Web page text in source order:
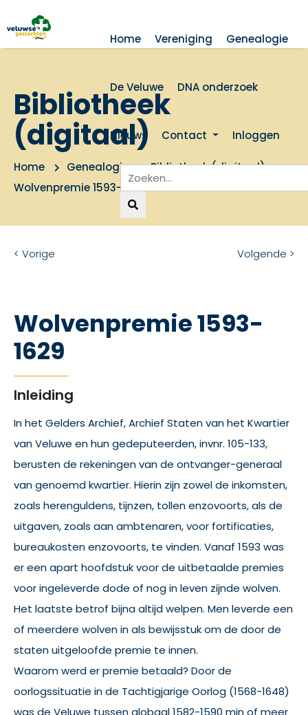
Home Vereniging Genealogie
De Veluwe DNA onderzoek
Nieuws Contact Inloggen
Bibliotheek
(digitaal)
Home Genealogie
Bibliotheek (digitaal)
Wolvenpremie 1593-1629
< Vorige Volgende >
Wolvenpremie 1593-
1629
Inleiding
In het Gelders Archief, Archief Staten van het Kwartier
van Veluwe en hun gedeputeerden, invnr. 105-133,
berusten de rekeningen van de ontvanger-generaal
van genoemd kwartier. Hierin zijn zowel de inkomsten,
zoals herenguldens, tijnzen, tollen enzovoorts, als de
uitgaven, zoals aan ambtenaren, voor fortificaties,
bureaukosten enzovoorts, te vinden. Vanaf 1593 was
er een apart hoofdstuk voor de uitbetaalde premies
voor ingeleverde dode of nog in leven zijnde wolven.
Het laatste betrof bijna altijd welpen. Men leverde een
of meerdere wolven in als bewijsstuk om de door de
staten uitgeloofde premie te innen.
Waarom werd er premie betaald? Door de
oorlogssituatie in de Tachtigjarige Oorlog (1568-1648)
was de Veluwe tussen globaal 1582-1590 min of meer